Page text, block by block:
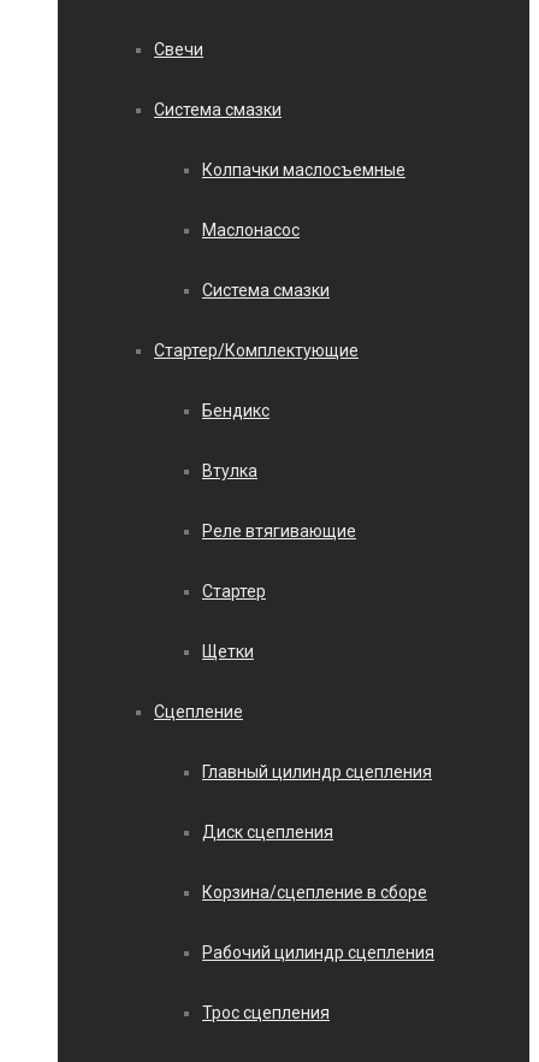
Свечи
Система смазки
Колпачки маслосъемные
Маслонасос
Система смазки
Стартер/Комплектующие
Бендикс
Втулка
Реле втягивающие
Стартер
Щетки
Сцепление
Главный цилиндр сцепления
Диск сцепления
Корзина/сцепление в сборе
Рабочий цилиндр сцепления
Трос сцепления